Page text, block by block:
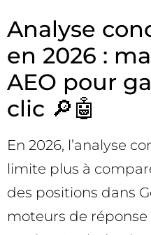
Analyse
en 2026 :
AEO pour
clic 🔎🤖
En 2026, l’analyse
limite plus à
des positions dans
moteurs de réponse